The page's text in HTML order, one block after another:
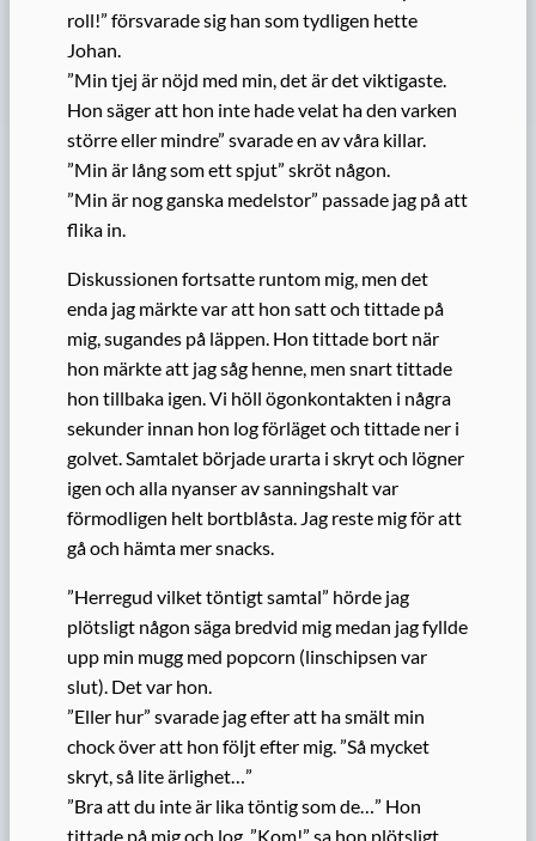
roll!” försvarade sig han som tydligen hette
Johan.
”Min tjej är nöjd med min, det är det viktigaste.
Hon säger att hon inte hade velat ha den varken
större eller mindre” svarade en av våra killar.
”Min är lång som ett spjut” skröt någon.
”Min är nog ganska medelstor” passade jag på att
flika in.
Diskussionen fortsatte runtom mig, men det
enda jag märkte var att hon satt och tittade på
mig, sugandes på läppen. Hon tittade bort när
hon märkte att jag såg henne, men snart tittade
hon tillbaka igen. Vi höll ögonkontakten i några
sekunder innan hon log förläget och tittade ner i
golvet. Samtalet började urarta i skryt och lögner
igen och alla nyanser av sanningshalt var
förmodligen helt bortblåsta. Jag reste mig för att
gå och hämta mer snacks.
”Herregud vilket töntigt samtal” hörde jag
plötsligt någon säga bredvid mig medan jag fyllde
upp min mugg med popcorn (linschipsen var
slut). Det var hon.
”Eller hur” svarade jag efter att ha smält min
chock över att hon följt efter mig. ”Så mycket
skryt, så lite ärlighet…”
”Bra att du inte är lika töntig som de…” Hon
tittade på mig och log. ”Kom!” sa hon plötsligt